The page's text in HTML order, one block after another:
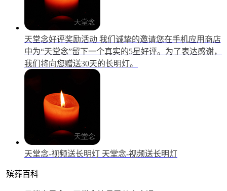
天堂念好评奖励活动 我们诚挚的邀请您在手机应用商店
中为“天堂念”留下一个真实的5星好评。为了表达感谢，
我们将向您赠送30天的长明灯。
天堂念-视频送长明灯 天堂念-视频送长明灯
殡葬百科